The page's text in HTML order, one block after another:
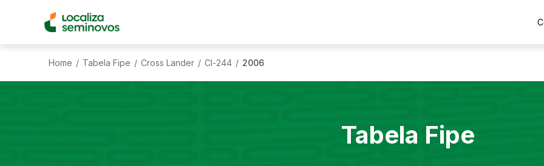
Home / Tabela Fipe / Cross Lander / Cl-244 / 2006
Tabela Fipe